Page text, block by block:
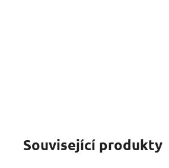
Související produkty